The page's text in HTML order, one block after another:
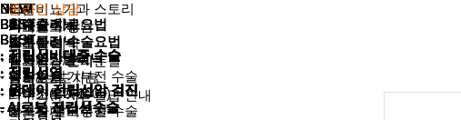
· 이룸비뇨기과 스토리
· 의료진소개
· 의료장비
· 진료시간/오시는길
· 둘러보기
NEW
BEST
BEST
· 전립선비대증 수술
· 전립선염
· 원데이 전립선암 검진
- AI로봇 전립선수술
NEW
BEST
BEST
· 전립선비대증 수술
· 전립선염
· 원데이 전립선암 검진
- AI로봇 전립선수술
NEW
BEST
BEST
· 전립선비대증 수술
· 전립선염
· 원데이 전립선암 검진
- AI로봇 전립선수술
NEW
BEST
BEST
· 전립선비대증 수술
· 전립선염
· 원데이 전립선암 검진
- AI로봇 전립선수술
NEW
BEST
BEST
· 전립선비대증 수술
· 전립선염
· 원데이 전립선암 검진
- AI로봇 전립선수술
BEST
· 확대클리닉
· 조루클리닉
· 길이연장클리닉
- 복합수술
- PRF조루치료
- 최소절개 고정술
BEST
· 비수술 치료요법
· 발기부전 수술요법
- 레노바
- 팽창형 발기부전 수술
- 이디천(ED-1000)
- 굴곡형 발기부전 수술
· 온라인 상담
· 카카오톡 상담
· 온라인 예약
· 검사결과 문의
· 공지&보도자료
· 의무기록 사본발급 안내
· 빠른상담